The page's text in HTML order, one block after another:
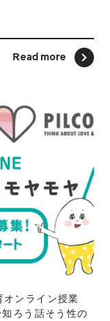
Read more
ンライン授業
ろう話そう性の